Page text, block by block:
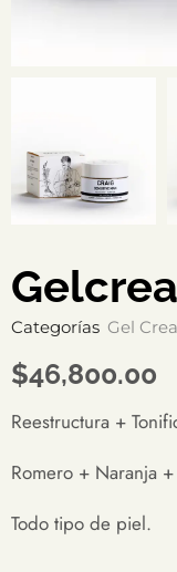
Categorías Gel
$46,800.00
Reestructura +
Romero + Naranja
Todo tipo de piel.